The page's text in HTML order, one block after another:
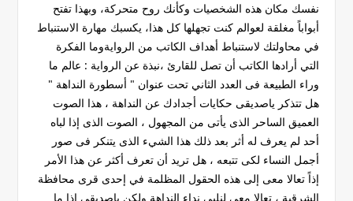
نفسك مكان هذه الشخصيات وكأنك روح متحركة، وبهذا تفتح
أبواباً مغلقة لعوالم كنت تجهلها كل هذا، يكسبك مهارة الاستنباط
في محاولتك لاستنباط أهداف الكاتب من الروايةوما الفكرة
التي أرادها الكاتب أن تصل للقارئ ،نبذة عن الرواية : عالم ما
وراء الطبيعة فى العدد الثاني تحت عنوان " أسطورة النداهة "
هل تتذكر ياصديقى حكايات أجدادك عن النداهة ، هذا الصوت
العميق الساحر الذى يأتى من المجهول ، الصوت الذى إذا لباه
أحد لم يعرف له أثر بعد ذلك هذا الشيء الذى يتنكر فى صور
أجمل النساء لكى تتبعه ، هل تريد أن تعرف أكثر عن هذا الأمر
إذاً تعالا معى إلى هذه الحقول المظلمة في إحدى قرى محافظة
الشرقية ، تعالا معى لنلبى نداء النداهة ولكن ياصديقى إذا ما